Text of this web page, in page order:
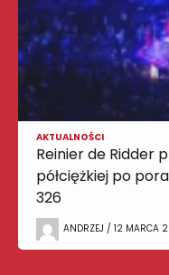
AKTUALNOŚCI
Reinier de Ridder
półciężkiej po
326
ANDRZEJ / 12 MARCA